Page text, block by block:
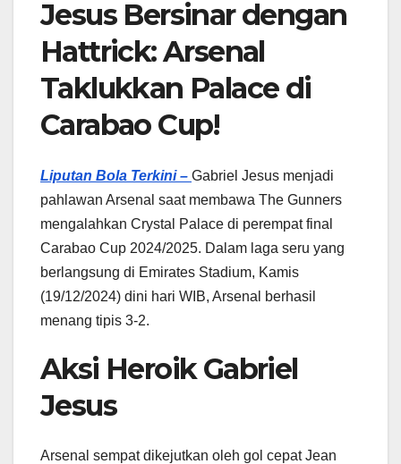
Jesus Bersinar dengan
Hattrick: Arsenal
Taklukkan Palace di
Carabao Cup!
Liputan Bola Terkini – Gabriel Jesus menjadi
pahlawan Arsenal saat membawa The Gunners
mengalahkan Crystal Palace di perempat final
Carabao Cup 2024/2025. Dalam laga seru yang
berlangsung di Emirates Stadium, Kamis
(19/12/2024) dini hari WIB, Arsenal berhasil
menang tipis 3-2.
Aksi Heroik Gabriel
Jesus
Arsenal sempat dikejutkan oleh gol cepat Jean